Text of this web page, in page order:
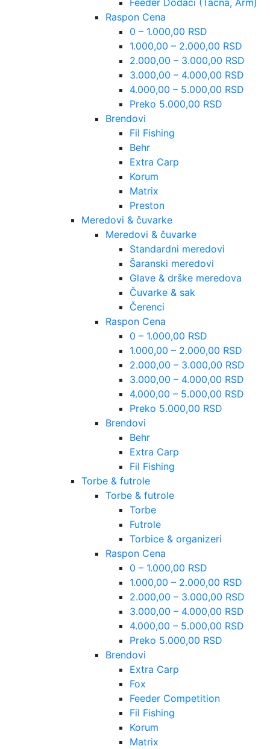
Raspon Cena
0 – 1.000,00 RSD
1.000,00 – 2.000,00 RSD
2.000,00 – 3.000,00 RSD
3.000,00 – 4.000,00 RSD
4.000,00 – 5.000,00 RSD
Preko 5.000,00 RSD
Brendovi
Fil Fishing
Behr
Extra Carp
Korum
Matrix
Preston
Meredovi & čuvarke
Meredovi & čuvarke
Standardni meredovi
Šaranski meredovi
Glave & drške meredova
Čuvarke & sak
Čerenci
Raspon Cena
0 – 1.000,00 RSD
1.000,00 – 2.000,00 RSD
2.000,00 – 3.000,00 RSD
3.000,00 – 4.000,00 RSD
4.000,00 – 5.000,00 RSD
Preko 5.000,00 RSD
Brendovi
Behr
Extra Carp
Fil Fishing
Torbe & futrole
Torbe & futrole
Torbe
Futrole
Torbice & organizeri
Raspon Cena
0 – 1.000,00 RSD
1.000,00 – 2.000,00 RSD
2.000,00 – 3.000,00 RSD
3.000,00 – 4.000,00 RSD
4.000,00 – 5.000,00 RSD
Preko 5.000,00 RSD
Brendovi
Extra Carp
Fox
Feeder Competition
Fil Fishing
Korum
Matrix